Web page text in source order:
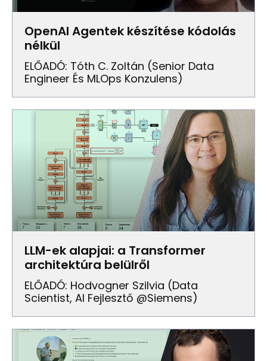
OpenAI Agentek készítése kódolás
nélkül
ELŐADÓ: Tóth C. Zoltán (senior Data
Engineer És MLOps Konzulens)
LLM-ek alapjai: a Transformer
architektúra belülről
ELŐADÓ: Hodvogner Szilvia (Data
Scientist, AI Fejlesztő @Siemens)